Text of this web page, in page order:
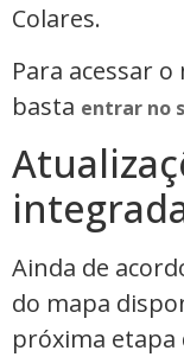
Colares.
Para acessar
basta entrar no
Ainda de
do mapa
próxima